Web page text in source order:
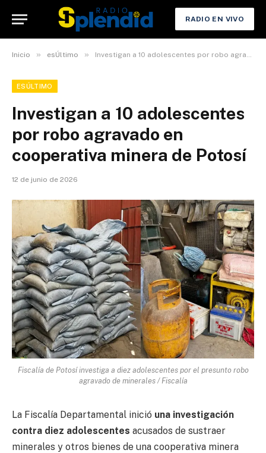
RADIO EN VIVO
Inicio » esÚltimo » Investigan a 10 adolescentes por robo agravado en cooperativa minera de Potosí
ESÚLTIMO
Investigan a 10 adolescentes
por robo agravado en
cooperativa minera de Potosí
12 de junio de 2026
Fiscalía de Potosí investiga a diez adolescentes por el presunto robo
agravado de minerales / Fiscalía
La Fiscalía Departamental inició una investigación
contra diez adolescentes acusados de sustraer
minerales y otros bienes de una cooperativa minera